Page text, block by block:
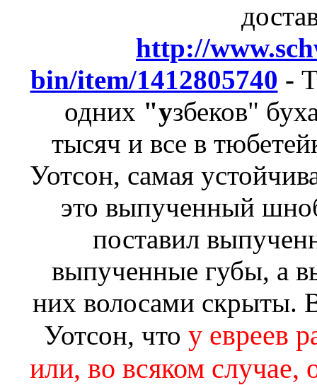
http://
bin/item/1412805740 -
одних "узбеков"
тысяч и все в
Уотсон, самая
это выпученный
поставил
выпученные губы, а
них волосами
Уотсон, что у евреев
или, во всяком случае,